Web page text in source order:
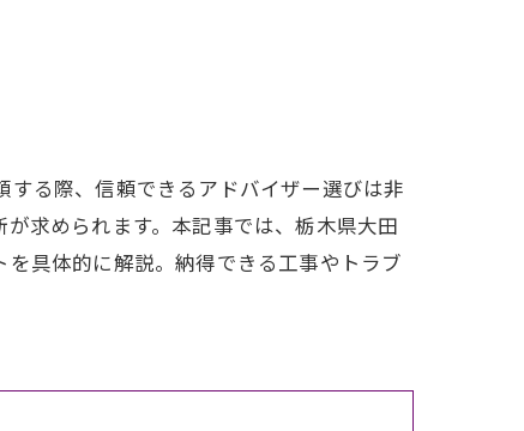
る際、信頼できるアドバイザー選びは非
求められます。本記事では、栃木県大田
具体的に解説。納得できる工事やトラブ